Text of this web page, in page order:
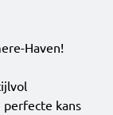
Haven!
perfecte kans